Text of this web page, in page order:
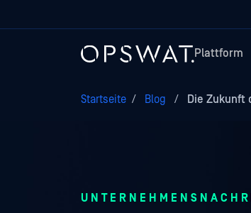
Plattform
Startseite / Blog / Die Zukunft